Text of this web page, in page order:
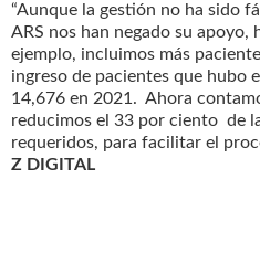
“Aunque la gestión no ha sido
ARS nos han negado su apoyo,
ejemplo, incluimos más
ingreso de pacientes que hubo
14,676 en 2021. Ahora
reducimos el 33 por ciento de
requeridos, para facilitar el
Z DIGITAL